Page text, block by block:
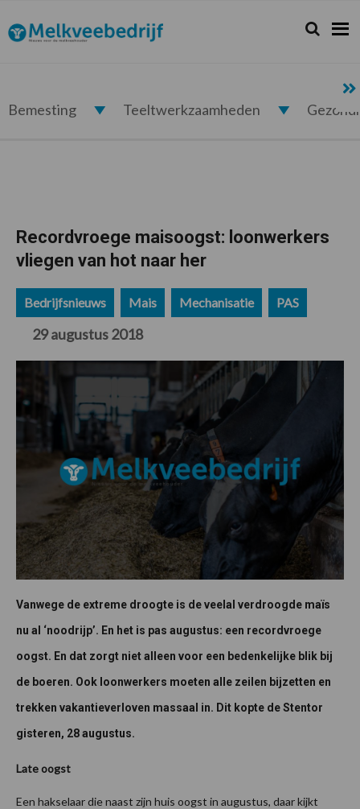
de
hoofdnavigatie
de
hoofd
de
eerste
de
voettekst
Melkveebedrijf.nl Zoeken...
Zoek
Bemesting Teeltwerkzaamheden
Recordvroege maisoogst: loonwerkers
vliegen van hot naar her
Bedrijfsnieuws Mais Mechanisatie PAS
29 augustus 2018
Vanwege de extreme droogte is de veelal verdroogde maïs
nu al ‘noodrijp’. En het is pas augustus: een recordvroege
oogst. En dat zorgt niet alleen voor een bedenkelijke blik bij
de boeren. Ook loonwerkers moeten alle zeilen bijzetten en
trekken vakantieverloven massaal in. Dit kopte de Stentor
gisteren, 28 augustus.
Late oogst
Een hakselaar die naast zijn huis oogst in augustus, daar kijkt